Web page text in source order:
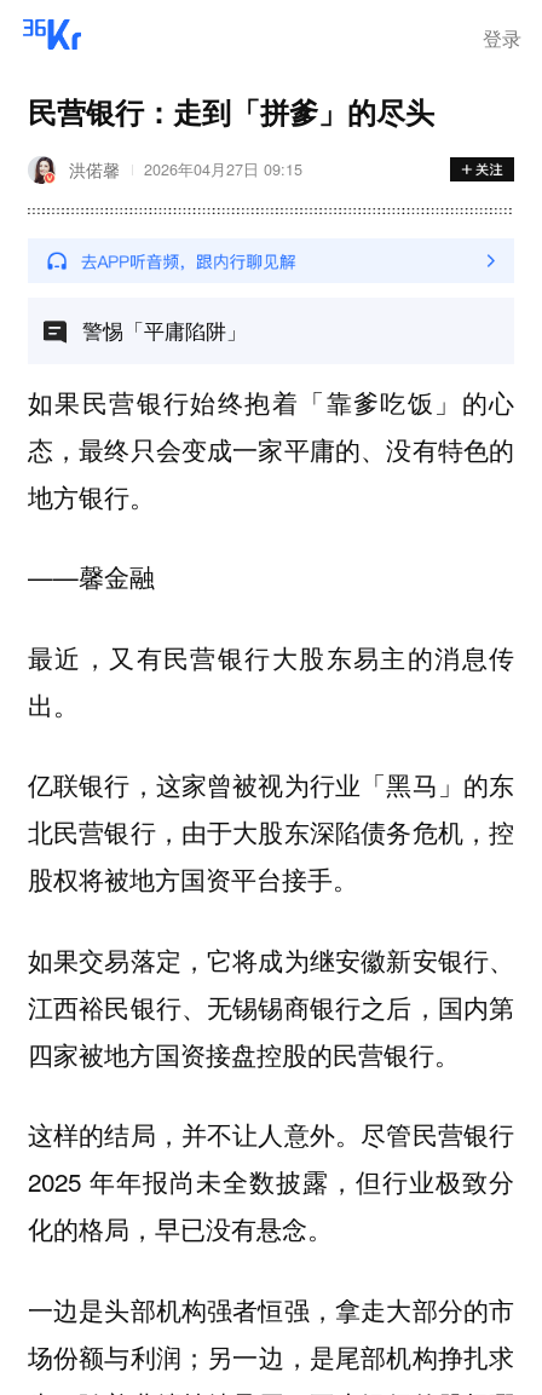
登录
民营银行：走到「拼爹」的尽头
洪偌馨 2026年04月27日 09:15
警惕「平庸陷阱」
如果民营银行始终抱着「靠爹吃饭」的心
态，最终只会变成一家平庸的、没有特色的
地方银行。
——馨金融
最近，又有民营银行大股东易主的消息传
出。
亿联银行，这家曾被视为行业「黑马」的东
北民营银行，由于大股东深陷债务危机，控
股权将被地方国资平台接手。
如果交易落定，它将成为继安徽新安银行、
江西裕民银行、无锡锡商银行之后，国内第
四家被地方国资接盘控股的民营银行。
这样的结局，并不让人意外。尽管民营银行
2025 年年报尚未全数披露，但行业极致分
化的格局，早已没有悬念。
一边是头部机构强者恒强，拿走大部分的市
场份额与利润；另一边，是尾部机构挣扎求